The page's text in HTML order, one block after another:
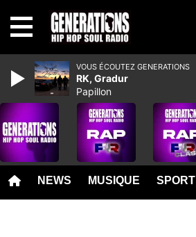
NEWS MUSIQUE SPORT
VOUS ÉCOUTEZ GENERATIONS
RK, Gradur
Papillon